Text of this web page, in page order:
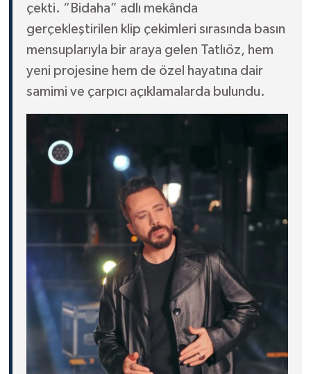
çekti. “Bidaha” adlı mekânda
gerçekleştirilen klip çekimleri sırasında basın
mensuplarıyla bir araya gelen Tatlıöz, hem
yeni projesine hem de özel hayatına dair
samimi ve çarpıcı açıklamalarda bulundu.